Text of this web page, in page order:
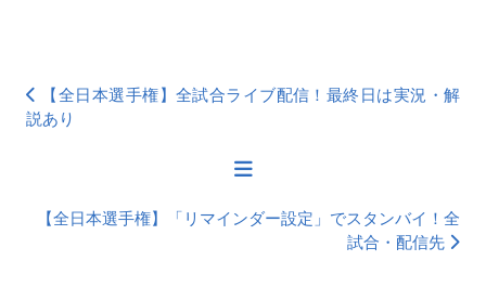
【全日本選手権】全試合ライブ配信！最終日は実況・解
説あり
【全日本選手権】「リマインダー設定」でスタンバイ！全
試合・配信先